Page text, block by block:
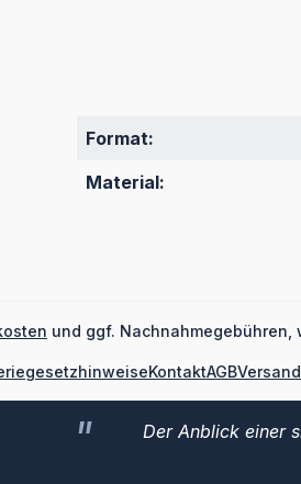
Format:
Material:
und ggf.
KontaktAGBVersand
Der Anblick einer